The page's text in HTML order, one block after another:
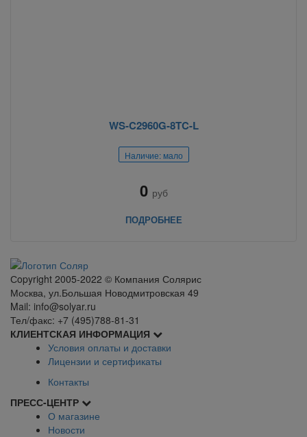
WS-C2960G-8TC-L
Наличие: мало
0 руб
ПОДРОБНЕЕ
Сopyright 2005-2022 © Компания Солярис
Москва, ул.Большая Новодмитровская 49
Mail: info@solyar.ru
Тел/факс: +7 (495)788-81-31
КЛИЕНТСКАЯ ИНФОРМАЦИЯ
Условия оплаты и доставки
Лицензии и сертификаты
Контакты
ПРЕСС-ЦЕНТР
О магазине
Новости